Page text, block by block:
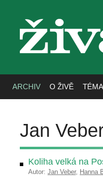
živa
ARCHIV O ŽIVĚ
Jan
Koliha velká na
Autor: Jan Veber, Hanna